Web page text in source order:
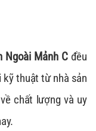
Ngoài Mảnh Cđều
kỹ thuật từ nhà sản
chất lượng và uy